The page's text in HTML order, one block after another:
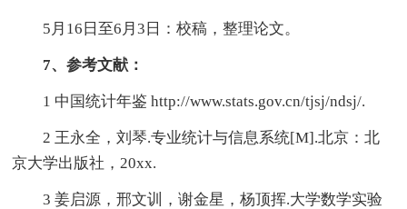
5月16日至6月3日：校稿，整理论文。
7、参考文献：
1 中国统计年鉴 http://www.stats.gov.cn/tjsj/ndsj/.
2 王永全，刘琴.专业统计与信息系统[M].北京：北
京大学出版社，20xx.
3 姜启源，邢文训，谢金星，杨顶挥.大学数学实验